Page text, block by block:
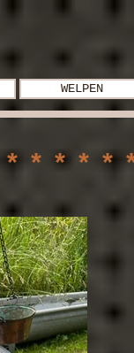
WELPEN